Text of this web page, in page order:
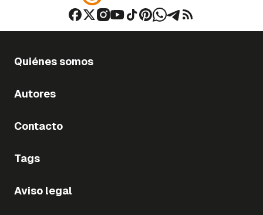
Quiénes somos
Autores
Contacto
Tags
Aviso legal